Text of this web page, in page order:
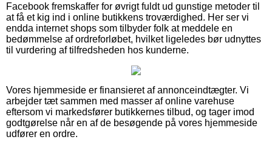
Facebook fremskaffer for øvrigt fuldt ud gunstige metoder til
at få et kig ind i online butikkens troværdighed. Her ser vi
endda internet shops som tilbyder folk at meddele en
bedømmelse af ordreforløbet, hvilket ligeledes bør udnyttes
til vurdering af tilfredsheden hos kunderne.
Vores hjemmeside er finansieret af annonceindtægter. Vi
arbejder tæt sammen med masser af online varehuse
eftersom vi markedsfører butikkernes tilbud, og tager imod
godtgørelse når en af de besøgende på vores hjemmeside
udfører en ordre.